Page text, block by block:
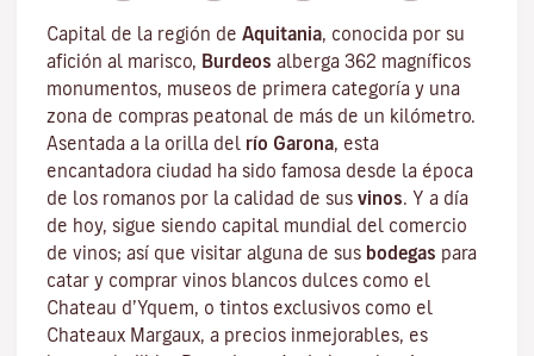
Capital de la región de Aquitania, conocida por su
afición al marisco, Burdeos alberga 362 magníficos
monumentos, museos de primera categoría y una
zona de compras peatonal de más de un kilómetro.
Asentada a la orilla del río Garona, esta
encantadora ciudad ha sido famosa desde la época
de los romanos por la calidad de sus vinos. Y a día
de hoy, sigue siendo capital mundial del comercio
de vinos; así que visitar alguna de sus bodegas para
catar y comprar vinos blancos dulces como el
Chateau d’Yquem, o tintos exclusivos como el
Chateaux Margaux, a precios inmejorables, es